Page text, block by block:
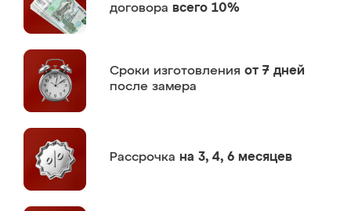
договора всего 10%
Сроки изготовления от 7 дней
после замера
Рассрочка на 3, 4, 6 месяцев